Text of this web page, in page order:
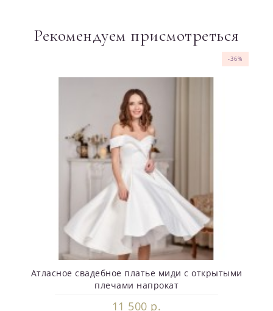
Рекомендуем присмотреться
Атласное свадебное платье миди с открытыми
плечами напрокат
11 500 р.
-40%
-40%
-40%
-36%
-36%